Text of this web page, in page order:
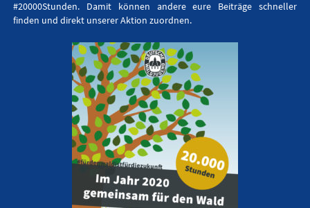
#20000Stunden. Damit können andere eure Beiträge schneller
finden und direkt unserer Aktion zuordnen.